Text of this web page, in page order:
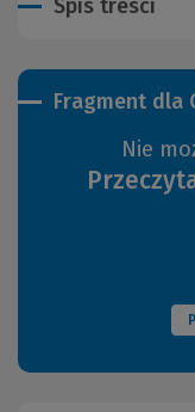
Fragment dla
Nie
Spis treści